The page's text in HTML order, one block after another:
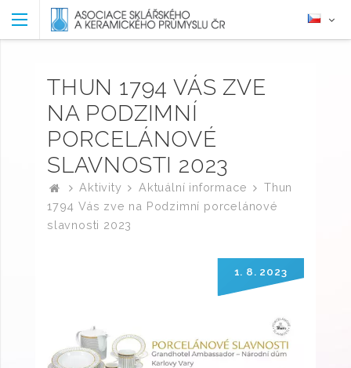
THUN 1794 VÁS ZVE
NA PODZIMNÍ
PORCELÁNOVÉ
SLAVNOSTI 2023
Aktivity Aktuální informace
Thun
1794 Vás zve na Podzimní porcelánové
slavnosti 2023
1. 8. 2023